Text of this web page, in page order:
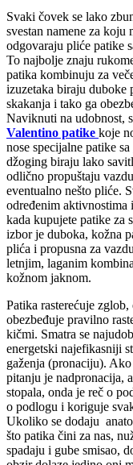
Svaki čovek se lako
svestan namene za
odgovaraju pliće patike
To najbolje znaju
patika kombinuju za
izuzetaka biraju
skakanja i tako ga
Naviknuti na udobnost,
Valentino patike koje
nose specijalne patike sa
džoging biraju lako
odlično propuštaju
eventualno nešto pliće.
određenim aktivnostima
kada kupujete patike za
izbor je duboka, kožna
plića i propusna za
letnjim, laganim
kožnom jaknom.
Patika rasterećuje
obezbeđuje pravilno
kičmi. Smatra se
energetski najefikasniji
gaženja (pronaciju).
pitanju je nadpronacija,
stopala, onda je reč o
o podlogu i koriguje
Ukoliko se dodaju
što patika čini za nas,
spadaju i gube smisao,